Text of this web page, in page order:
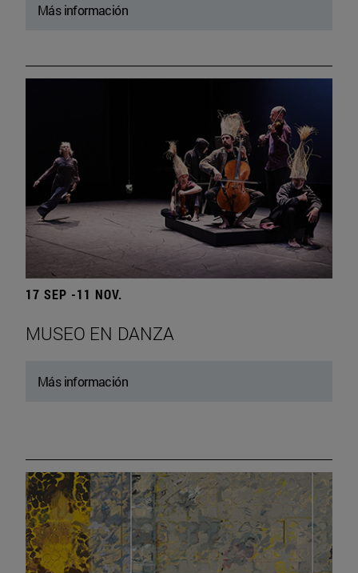
Más información
17 SEP -11 NOV.
MUSEO EN DANZA
Más información